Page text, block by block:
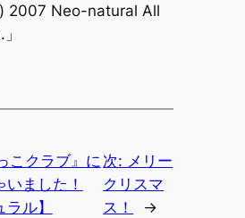
2007 Neo-natural All
こクラブ』に
ました！
ラル】
次: メリー
クリスマ
ス！
→